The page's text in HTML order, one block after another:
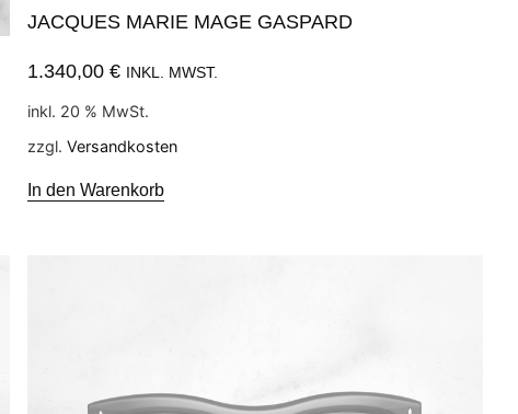
JACQUES MARIE MAGE GASPARD
1.340,00 € INKL. MWST.
inkl. 20 % MwSt.
zzgl. Versandkosten
In den Warenkorb